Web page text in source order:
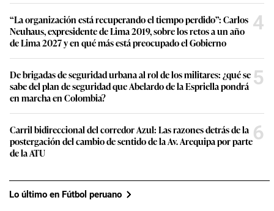
“La organización está recuperando el tiempo perdido”: Carlos
Neuhaus, expresidente de Lima 2019, sobre los retos a un año
de Lima 2027 y en qué más está preocupado el Gobierno
4
De brigadas de seguridad urbana al rol de los militares: ¿qué se
sabe del plan de seguridad que Abelardo de la Espriella pondrá
en marcha en Colombia?
5
Carril bidireccional del corredor Azul: Las razones detrás de la
postergación del cambio de sentido de la Av. Arequipa por parte
de la ATU
6
Lo último en Fútbol peruano